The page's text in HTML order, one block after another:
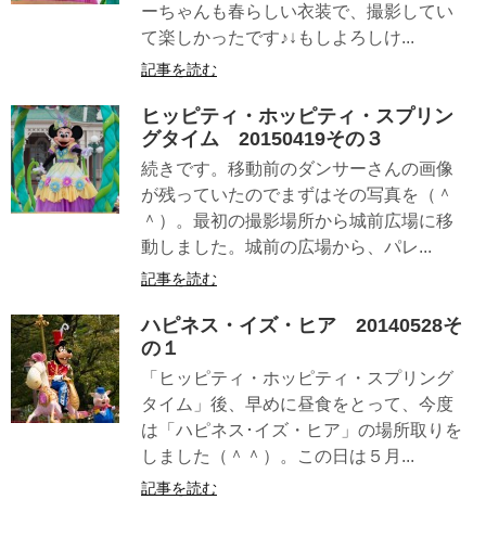
ーちゃんも春らしい衣装で、撮影してい
て楽しかったです♪↓もしよろしけ...
記事を読む
ヒッピティ・ホッピティ・スプリン
グタイム 20150419その３
続きです。移動前のダンサーさんの画像
が残っていたのでまずはその写真を（＾
＾）。最初の撮影場所から城前広場に移
動しました。城前の広場から、パレ...
記事を読む
ハピネス・イズ・ヒア 20140528そ
の１
「ヒッピティ・ホッピティ・スプリング
タイム」後、早めに昼食をとって、今度
は「ハピネス･イズ・ヒア」の場所取りを
しました（＾＾）。この日は５月...
記事を読む